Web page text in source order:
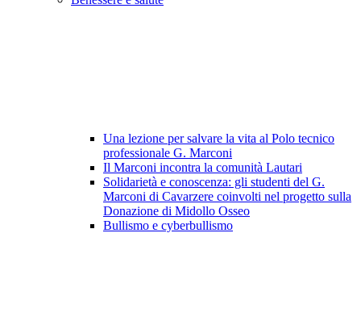
Una lezione per salvare la vita al Polo tecnico
professionale G. Marconi
Il Marconi incontra la comunità Lautari
Solidarietà e conoscenza: gli studenti del G.
Marconi di Cavarzere coinvolti nel progetto sulla
Donazione di Midollo Osseo
Bullismo e cyberbullismo